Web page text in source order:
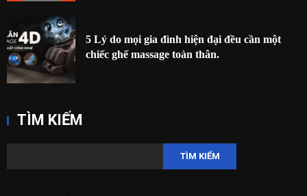
5 Lý do mọi gia đình hiện đại đều cần một
chiếc ghế massage toàn thân.
TÌM KIẾM
TÌM KIẾM